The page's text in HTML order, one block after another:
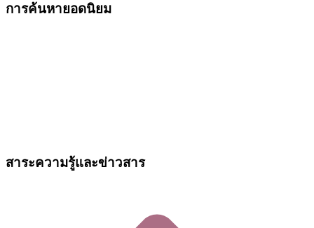
การค้นหายอดนิยม
สาระความรู้และข่าวสาร